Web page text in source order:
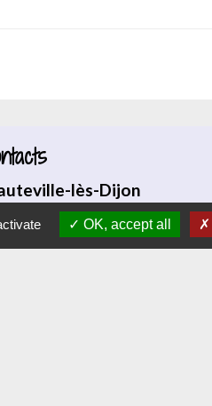
lès-Dijon
Riottes
lès-Dijon - FRANCE
OK, accept all